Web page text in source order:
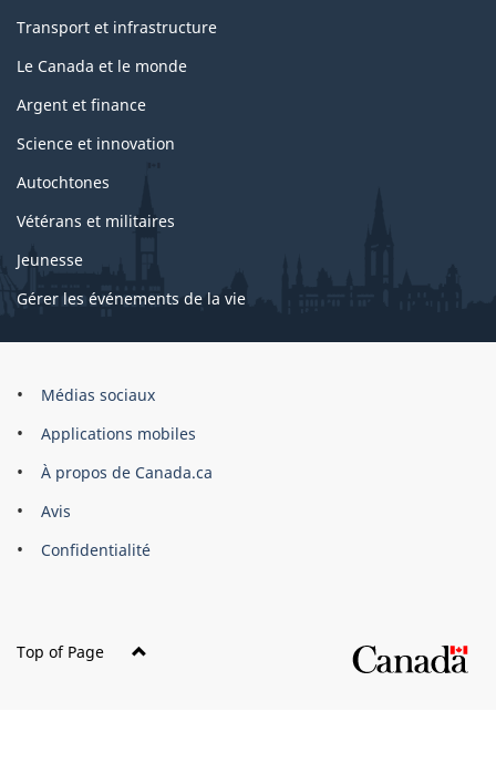
Transport et infrastructure
Le Canada et le monde
Argent et finance
Science et innovation
Autochtones
Vétérans et militaires
Jeunesse
Gérer les événements de la vie
Organisation
gouvernement
du
Canada
Médias sociaux
Applications mobiles
À propos de Canada.ca
Avis
Confidentialité
Top of Page